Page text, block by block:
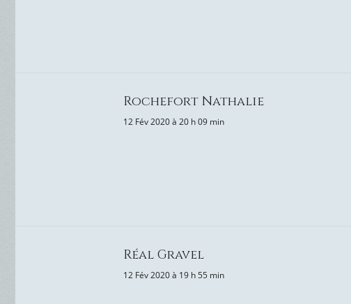
Rochefort Nathalie
12 Fév 2020 à 20 h 09 min
Réal Gravel
12 Fév 2020 à 19 h 55 min